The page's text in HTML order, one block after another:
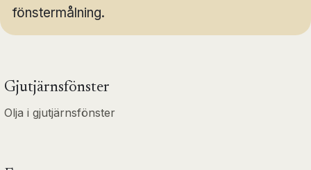
fönstermålning.
Gjutjärnsfönster
Olja i gjutjärnsfönster